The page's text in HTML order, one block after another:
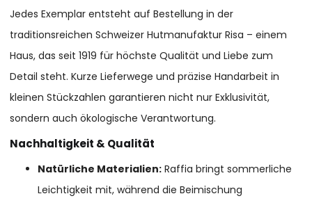
Jedes Exemplar entsteht auf Bestellung in der
traditionsreichen Schweizer Hutmanufaktur Risa – einem
Haus, das seit 1919 für höchste Qualität und Liebe zum
Detail steht. Kurze Lieferwege und präzise Handarbeit in
kleinen Stückzahlen garantieren nicht nur Exklusivität,
sondern auch ökologische Verantwortung.
Nachhaltigkeit & Qualität
Natürliche Materialien: Raffia bringt sommerliche
Leichtigkeit mit, während die Beimischung